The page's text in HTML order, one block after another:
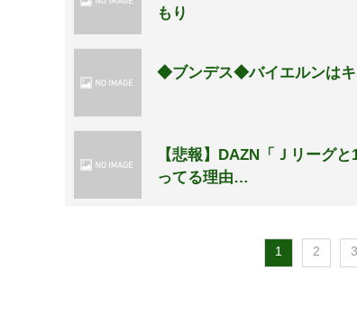
もり
◆ブンデス◆バイエルンは
【悲報】DAZN「Ｊリーグ
ってる理由…
1 2 3